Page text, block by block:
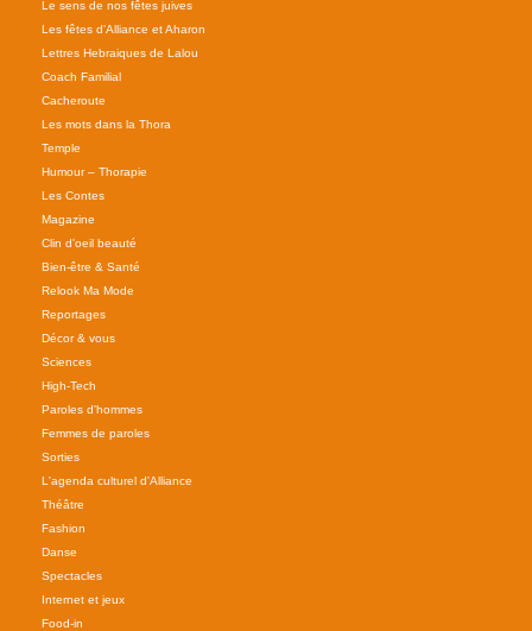
Le sens de nos fêtes juives
Les fêtes d'Alliance et Aharon
Lettres Hebraiques de Lalou
Coach Familial
Cacheroute
Les mots dans la Thora
Temple
Humour – Thorapie
Les Contes
Magazine
Clin d'oeil beauté
Bien-être & Santé
Relook Ma Mode
Reportages
Décor & vous
Sciences
High-Tech
Paroles d'hommes
Femmes de paroles
Sorties
L'agenda culturel d'Alliance
Théâtre
Fashion
Danse
Spectacles
Internet et jeux
Food-in